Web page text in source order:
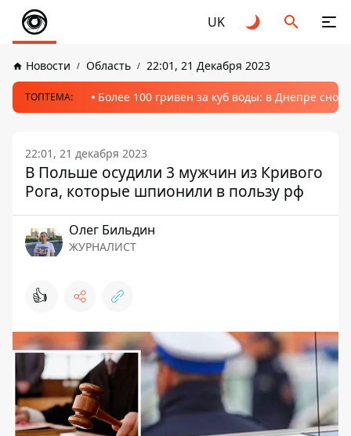
UK
Новости Область 22:01, 21 Декабря 2023
ТОПТЕМА: Более 100 гривен за куб воды: в Днепре
22:01, 21 декабря 2023
В Польше осудили 3 мужчин из Кривого
Рога, которые шпионили в пользу рф
Олег Бильдин
ЖУРНАЛИСТ
👍